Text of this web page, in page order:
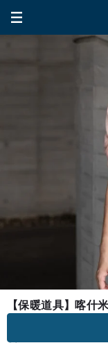
【保暖道具】喀